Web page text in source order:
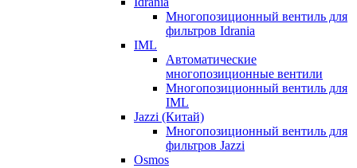
Многопозиционный вентиль для
фильтров Idrania
IML
Автоматические
многопозиционные вентили
Многопозиционный вентиль для
IML
Jazzi (Китай)
Многопозиционный вентиль для
фильтров Jazzi
Osmos